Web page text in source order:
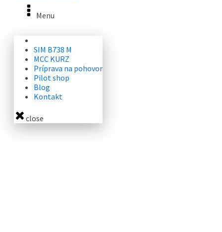
Menu
SIM B738 M
MCC KURZ
Príprava na pohovor
Pilot shop
Blog
Kontakt
close